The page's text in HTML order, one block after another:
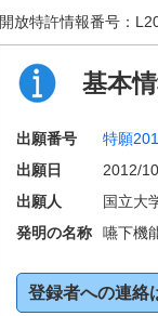
開放特許情報番号：
基本
出願番号 特願
出願日
2012/
出願人
国立大
発明の名称
嚥下機
登録者への連絡